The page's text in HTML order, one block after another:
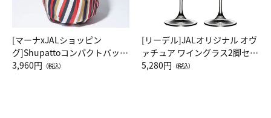
[マーナxJALショッピン
グ]Shupattoコンパクトバッグ
Drop JAL客室乗務員（LC）ス
3,960円 （税込）
[リーデル]JALオリジナル オヴ
ァチュア ワイングラス2脚セッ
ト（レッドワイン）
5,280円 （税込）